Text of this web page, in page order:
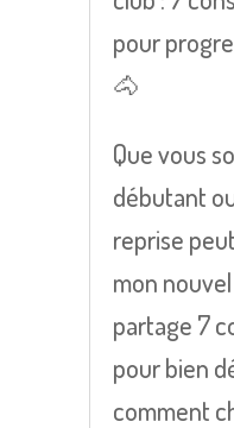
pour
🐴
Que vous
débutant
reprise
mon
partage 7
pour bien
comment